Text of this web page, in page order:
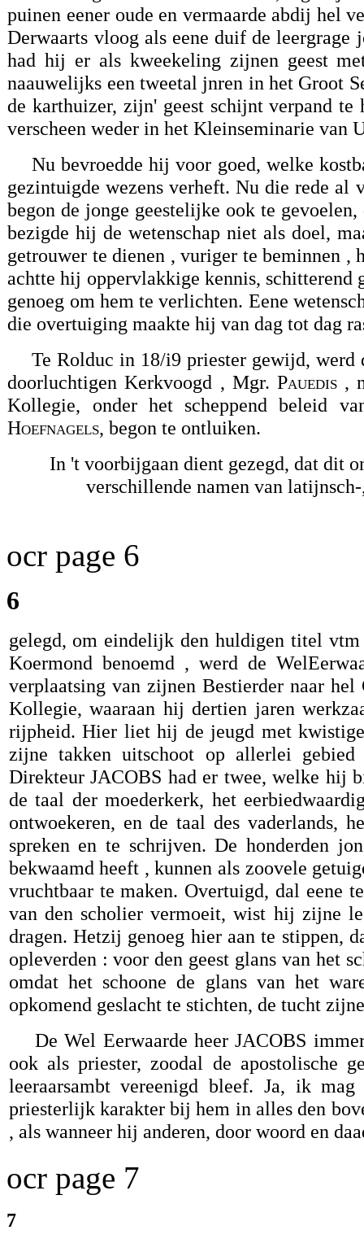
puinen eener oude en vermaarde abdij hel
Derwaarts vloog als eene duif de
had hij er als kweekeling zijnen geest
naauwelijks een tweetal jnren in het Groot
de karthuizer, zijn' geest schijnt verpand
verscheen weder in het Kleinseminarie van
Nu bevroedde hij voor goed, welke
gezintuigde wezens verheft. Nu die rede al
begon de jonge geestelijke ook te gevoelen,
bezigde hij de wetenschap niet als doel,
getrouwer te dienen , vuriger te beminnen ,
achtte hij oppervlakkige kennis, schitterend
genoeg om hem te verlichten. Eene
die overtuiging maakte hij van dag tot dag
Te Rolduc in 18/i9 priester gewijd, werd
doorluchtigen Kerkvoogd , Mgr. Pauedis,
Kollegie, onder het scheppend beleid
Hoefnagels, begon te ontluiken.
In 't voorbijgaan dient gezegd, dat dit
verschillende namen van
ocr page 6
6
gelegd, om eindelijk den huldigen titel
Koermond benoemd , werd de
verplaatsing van zijnen Bestierder naar
Kollegie, waaraan hij dertien jaren
rijpheid. Hier liet hij de jeugd met
zijne takken uitschoot op allerlei
Direkteur JACOBS had er twee, welke hij
de taal der moederkerk, het
ontwoekeren, en de taal des vaderlands,
spreken en te schrijven. De honderden
bekwaamd heeft , kunnen als zoovele
vruchtbaar te maken. Overtuigd, dal eene
van den scholier vermoeit, wist hij zijne
dragen. Hetzij genoeg hier aan te stippen,
opleverden : voor den geest glans van het
omdat het schoone de glans van het
opkomend geslacht te stichten, de tucht
De Wel Eerwaarde heer JACOBS
ook als priester, zoodal de apostolische
leeraarsambt vereenigd bleef. Ja, ik
priesterlijk karakter bij hem in alles den
, als wanneer hij anderen, door woord en
ocr page 7
7